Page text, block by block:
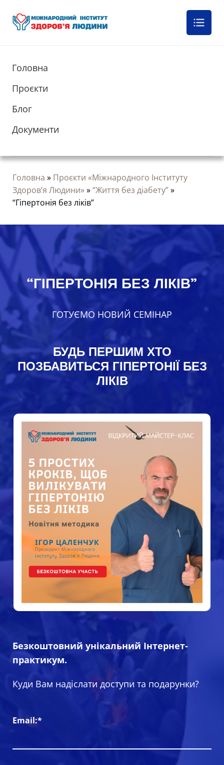
Головна
Проєкти
Блог
Документи
Головна » Проєкти «Міжнародного Інституту
Здоров’я Людини»»“Життя без діабету”»
“Гіпертонія без ліків”
“ГІПЕРТОНІЯ БЕЗ ЛІКІВ”
ГОТУЄМО НОВИЙ СЕМІНАР
БУДЬ ПЕРШИМ ХТО
ПОЗБАВИТЬСЯ ГІПЕРТОНІЇ БЕЗ
ЛІКІВ
Безкоштовний унікальний Інтернет-
практикум.
Куди Вам надіслати доступи та подарунки?
Email:*